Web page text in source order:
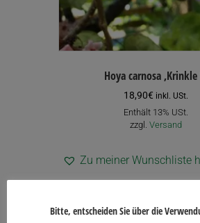
Hoya carnosa ‚Krinkle
18,90€ inkl. USt.
Enthält 13% USt.
zzgl. Versand
Zu meiner Wunschliste
Bitte, entscheiden Sie über die